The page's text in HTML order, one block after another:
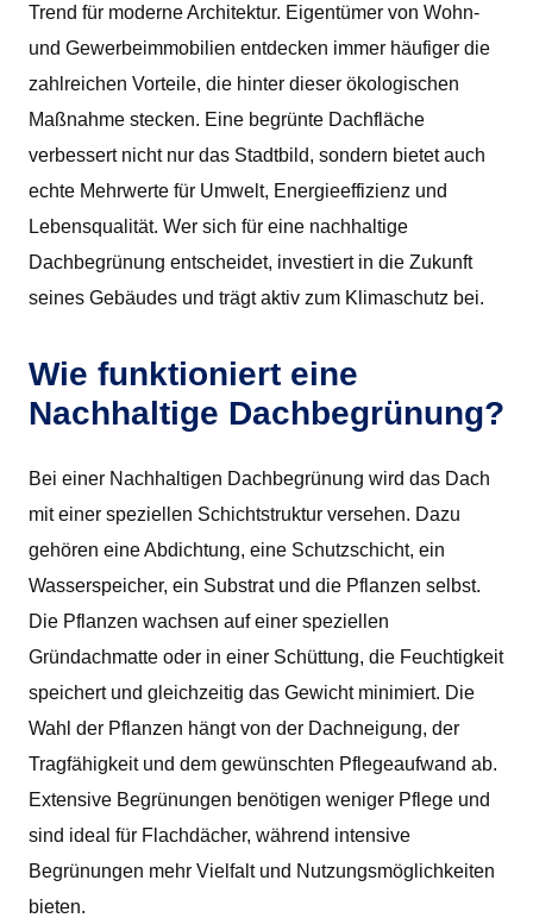
Trend für moderne Architektur. Eigentümer von Wohn-
und Gewerbeimmobilien entdecken immer häufiger die
zahlreichen Vorteile, die hinter dieser ökologischen
Maßnahme stecken. Eine begrünte Dachfläche
verbessert nicht nur das Stadtbild, sondern bietet auch
echte Mehrwerte für Umwelt, Energieeffizienz und
Lebensqualität. Wer sich für eine nachhaltige
Dachbegrünung entscheidet, investiert in die Zukunft
seines Gebäudes und trägt aktiv zum Klimaschutz bei.
Wie funktioniert eine
Nachhaltige Dachbegrünung?
Bei einer Nachhaltigen Dachbegrünung wird das Dach
mit einer speziellen Schichtstruktur versehen. Dazu
gehören eine Abdichtung, eine Schutzschicht, ein
Wasserspeicher, ein Substrat und die Pflanzen selbst.
Die Pflanzen wachsen auf einer speziellen
Gründachmatte oder in einer Schüttung, die Feuchtigkeit
speichert und gleichzeitig das Gewicht minimiert. Die
Wahl der Pflanzen hängt von der Dachneigung, der
Tragfähigkeit und dem gewünschten Pflegeaufwand ab.
Extensive Begrünungen benötigen weniger Pflege und
sind ideal für Flachdächer, während intensive
Begrünungen mehr Vielfalt und Nutzungsmöglichkeiten
bieten.